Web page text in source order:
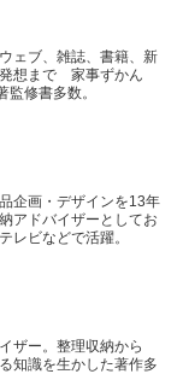
ェブ、雑誌、書籍、新
想まで 家事ずかん
修書多数。
企画・デザインを13年
アドバイザーとしてお
レビなどで活躍。
ザー。整理収納から
知識を生かした著作多